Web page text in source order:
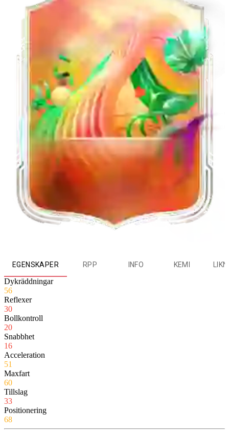
EGENSKAPER RPP INFO KEMI
Dykräddningar
56
Reflexer
30
Bollkontroll
20
Snabbhet
16
Acceleration
51
Maxfart
60
Tillslag
33
Positionering
68